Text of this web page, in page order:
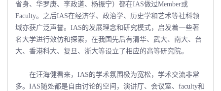
省身、华罗庚、李政道、杨振宁）都在IAS做过Member或
Faculty。之后IAS在经济学、政治学、历史学和艺术等社科领
域亦获广泛声誉。IAS的发展理念和研究模式，启发着一些著
名大学进行效仿和探索，在我国先后有清华、武大、南大、台
大、香港科大、复旦、浙大等设立了相应的高等研究院。
在汪海健看来，IAS的学术氛围极为宽松，学术交流非常
多。IAS随处都是自由讨论的空间，演讲厅、会议室、faculty和